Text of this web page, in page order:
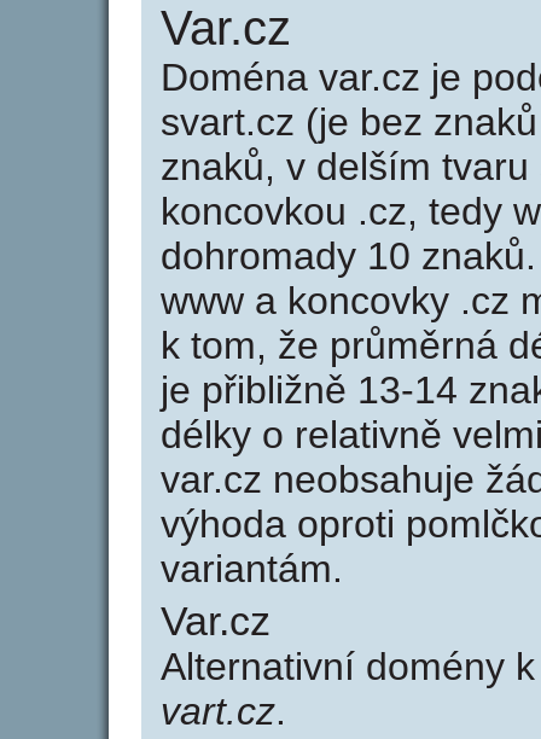
Var.cz
Doména var.cz je
svart.cz (je bez
znaků, v delším
koncovkou .cz, tedy
dohromady 10
www a koncovky .cz
k tom, že průměrná
je přibližně 13-14
délky o relativně
var.cz neobsahuje
výhoda oproti
variantám.
Var.cz
Alternativní domény
vart.cz.